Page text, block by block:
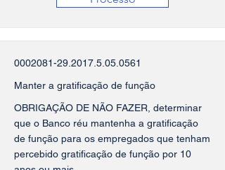
0002081-29.2017.5.05 .0561
Manter a gratificação de função
OBRIGAÇÃO DE NÃO FAZER, determinar
que o Banco réu mantenha a gratificação
de função para os empregados que tenham
percebido gratificação de função por 10